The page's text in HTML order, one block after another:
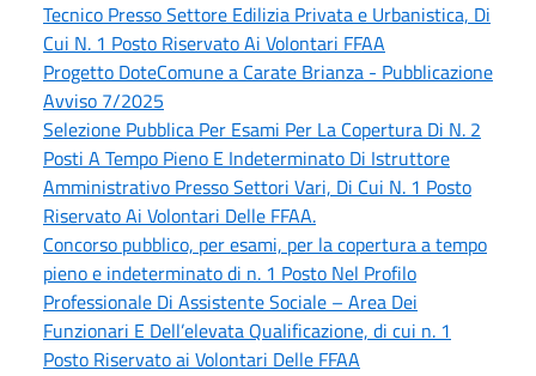
Tecnico Presso Settore Edilizia Privata e Urbanistica, Di
Cui N. 1 Posto Riservato Ai Volontari FFAA
Progetto DoteComune a Carate Brianza - Pubblicazione
Avviso 7/2025
Selezione Pubblica Per Esami Per La Copertura Di N. 2
Posti A Tempo Pieno E Indeterminato Di Istruttore
Amministrativo Presso Settori Vari, Di Cui N. 1 Posto
Riservato Ai Volontari Delle FFAA.
Concorso pubblico, per esami, per la copertura a tempo
pieno e indeterminato di n. 1 Posto Nel Profilo
Professionale Di Assistente Sociale – Area Dei
Funzionari E Dell’elevata Qualificazione, di cui n. 1
Posto Riservato ai Volontari Delle FFAA